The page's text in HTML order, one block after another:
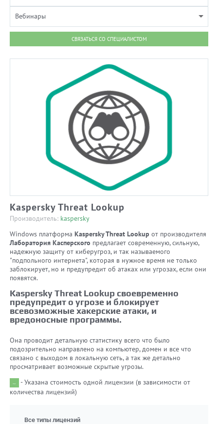
Вебинары
СВЯЗАТЬСЯ СО СПЕЦИАЛИСТОМ
Kaspersky Threat Lookup
Производитель: kaspersky
Windows платформа Kaspersky Threat Lookup от производителя
Лаборатория Касперского предлагает современную, сильную,
надежную защиту от киберугроз, и так называемого
"подпольного интернета", которая в нужное время не только
заблокирует, но и предупредит об атаках или угрозах, если они
появятся.
Kaspersky Threat Lookup своевременно
предупредит о угрозе и блокирует
всевозможные хакерские атаки, и
вредоносные программы.
Она проводит детальную статистику всего что было
подозрительно направлено на компьютер, домен и все что
связано с выходом в локальную сеть, а так же детально
просматривает возможные скрытые угрозы.
- Указана стоимость одной лицензии (в зависимости от
количества лицензий)
Все типы лицензий